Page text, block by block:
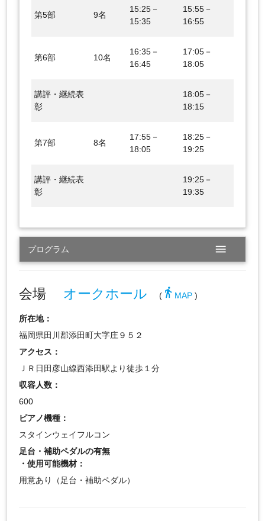
第5部 9名
15:25－
15:35
15:55－
16:55
第6部 10名
16:35－
16:45
17:05－
18:05
講評・継続表
彰
18:05－
18:15
第7部 8名
17:55－
18:05
18:25－
19:25
講評・継続表
彰
19:25－
19:35
プログラム menu
会場 オークホール (directions_walk MAP)
所在地：
福岡県田川郡添田町大字庄９５２
アクセス：
ＪＲ日田彦山線西添田駅より徒歩１分
収容人数：
600
ピアノ機種：
スタインウェイフルコン
足台・補助ペダルの有無
・使用可能機材：
用意あり（足台・補助ペダル）